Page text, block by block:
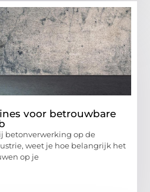
voor betrouwbare
betonverwerking op de
weet je hoe belangrijk het
op je